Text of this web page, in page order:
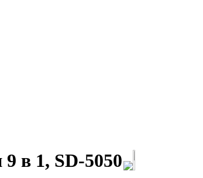
в 1, SD-5050